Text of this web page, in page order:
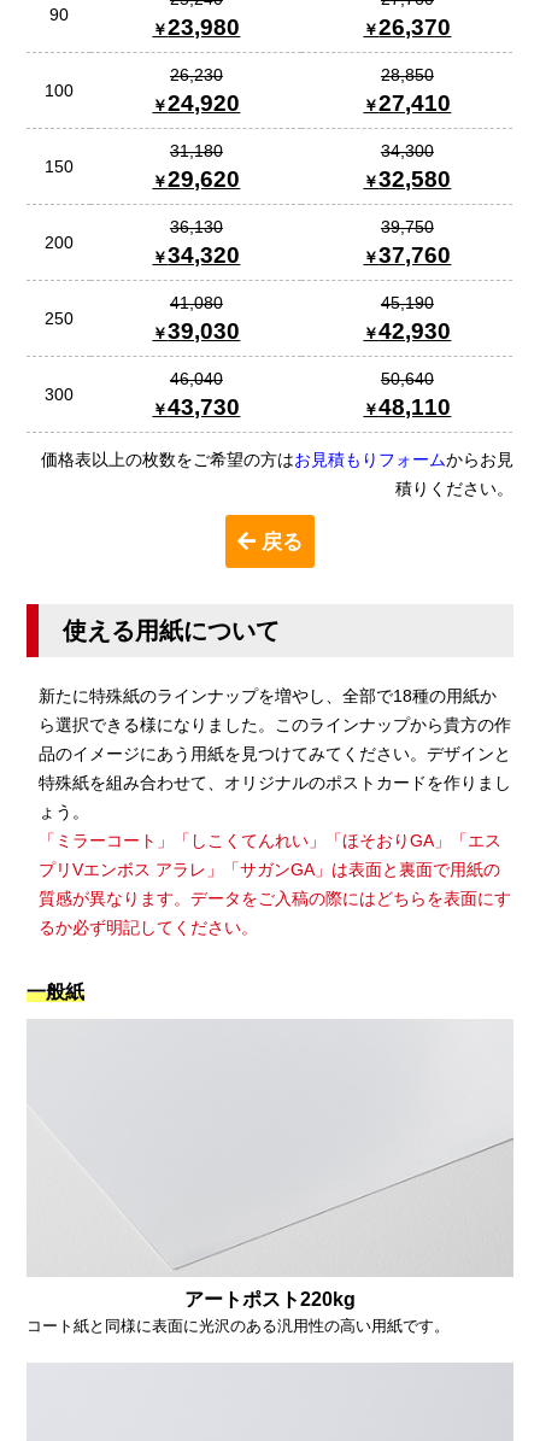
90 23,980 26,370
100
26,230
24,920
28,850
27,410
150
31,180
29,620
34,300
32,580
200
36,130
34,320
39,750
37,760
250
41,080
39,030
45,190
42,930
300
46,040
43,730
50,640
48,110
価格表以上の枚数をご希望の方はお見積もりフォームからお見
積りください。
戻る
使える用紙について
新たに特殊紙のラインナップを増やし、全部で18種の用紙か
ら選択できる様になりました。このラインナップから貴方の作
品のイメージにあう用紙を見つけてみてください。デザインと
特殊紙を組み合わせて、オリジナルのポストカードを作りまし
ょう。
「ミラーコート」「しこくてんれい」「ほそおりGA」「エス
プリVエンボス アラレ」「サガンGA」は表面と裏面で用紙の
質感が異なります。データをご入稿の際にはどちらを表面にす
るか必ず明記してください。
一般紙
アートポスト220kg
コート紙と同様に表面に光沢のある汎用性の高い用紙です。